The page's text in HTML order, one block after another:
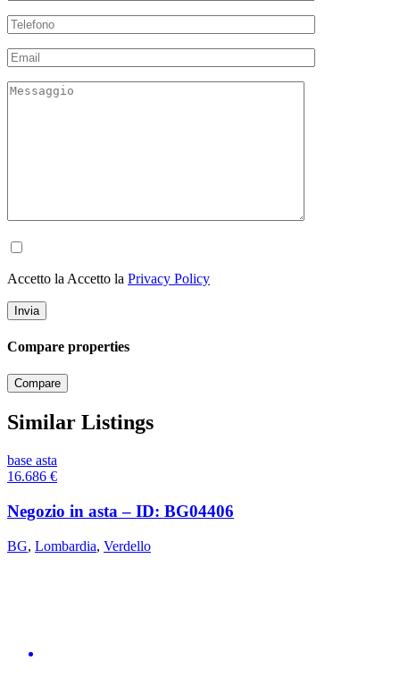
Accetto la Accetto la Privacy Policy
Compare properties
Compare
Similar Listings
base asta
16.686 €
Negozio in asta – ID: BG04406
BG, Lombardia, Verdello